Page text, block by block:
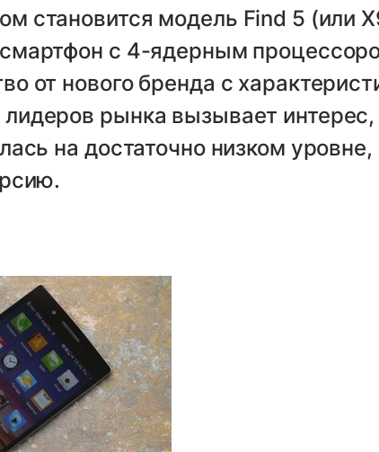
становится модель Find 5 (или
с 4-ядерным
от нового бренда с
рынка вызывает
на достаточно низком